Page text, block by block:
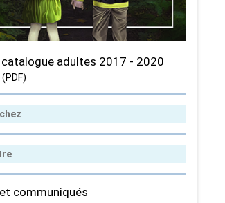
adultes 2017 - 2020
communiqués